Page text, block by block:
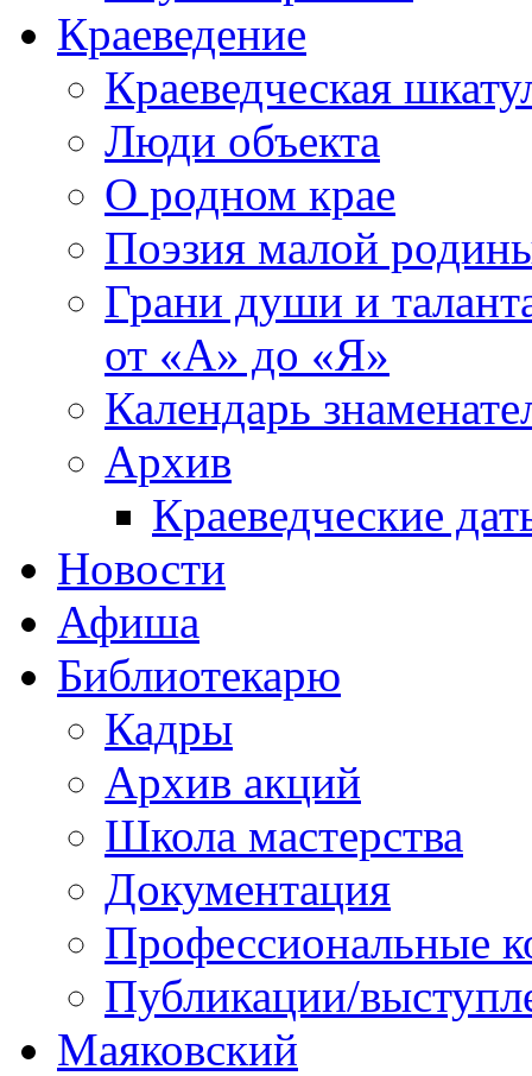
Краеведение
Краеведческая
Люди объекта
О родном крае
Поэзия малой
Грани души и
от «А» до «Я»
Календарь
Архив
Краеведческие
Новости
Афиша
Библиотекарю
Кадры
Архив акций
Школа мастерства
Документация
Профессиональные
Публикации/
Маяковский